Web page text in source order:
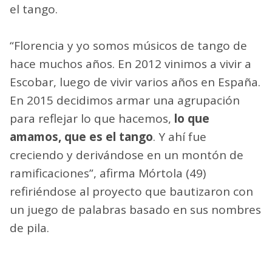
el tango.
“Florencia y yo somos músicos de tango de
hace muchos años. En 2012 vinimos a vivir a
Escobar, luego de vivir varios años en España.
En 2015 decidimos armar una agrupación
para reflejar lo que hacemos, lo que
amamos, que es el tango. Y ahí fue
creciendo y derivándose en un montón de
ramificaciones”, afirma Mórtola (49)
refiriéndose al proyecto que bautizaron con
un juego de palabras basado en sus nombres
de pila.